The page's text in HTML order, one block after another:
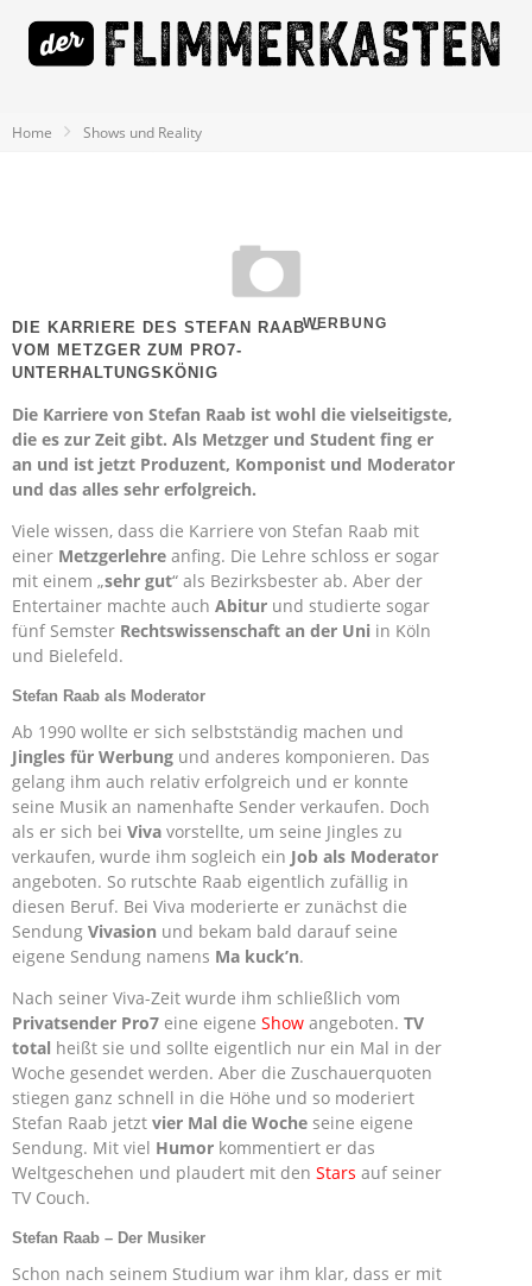
Home Shows und Reality
DIE KARRIERE DES STEFAN RAAB –
VOM METZGER ZUM PRO7-
UNTERHALTUNGSKÖNIG
WERBUNG
Die Karriere von Stefan Raab ist wohl die vielseitigste,
die es zur Zeit gibt. Als Metzger und Student fing er
an und ist jetzt Produzent, Komponist und Moderator
und das alles sehr erfolgreich.
Viele wissen, dass die Karriere von Stefan Raab mit
einer Metzgerlehre anfing. Die Lehre schloss er sogar
mit einem „sehr gut“ als Bezirksbester ab. Aber der
Entertainer machte auch Abitur und studierte sogar
fünf Semster Rechtswissenschaft an der Uni in Köln
und Bielefeld.
Stefan Raab als Moderator
Ab 1990 wollte er sich selbstständig machen und
Jingles für Werbung und anderes komponieren. Das
gelang ihm auch relativ erfolgreich und er konnte
seine Musik an namenhafte Sender verkaufen. Doch
als er sich bei Viva vorstellte, um seine Jingles zu
verkaufen, wurde ihm sogleich ein Job als Moderator
angeboten. So rutschte Raab eigentlich zufällig in
diesen Beruf. Bei Viva moderierte er zunächst die
Sendung Vivasion und bekam bald darauf seine
eigene Sendung namens Ma kuck’n.
Nach seiner Viva-Zeit wurde ihm schließlich vom
Privatsender Pro7 eine eigene Show angeboten. TV
total heißt sie und sollte eigentlich nur ein Mal in der
Woche gesendet werden. Aber die Zuschauerquoten
stiegen ganz schnell in die Höhe und so moderiert
Stefan Raab jetzt vier Mal die Woche seine eigene
Sendung. Mit viel Humor kommentiert er das
Weltgeschehen und plaudert mit den Stars auf seiner
TV Couch.
Stefan Raab – Der Musiker
Schon nach seinem Studium war ihm klar, dass er mit